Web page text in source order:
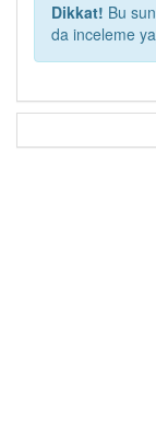
Dikkat! Bu
da inceleme